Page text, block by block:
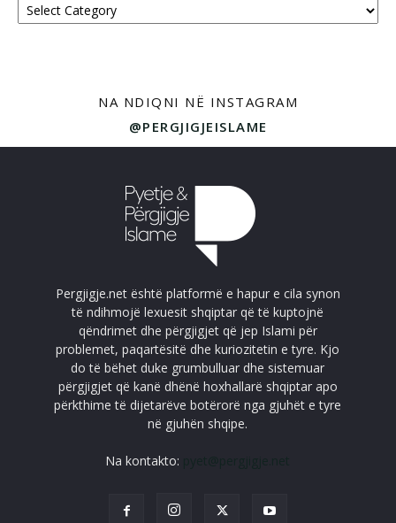
NA NDIQNI NË INSTAGRAM
@PERGJIGJEISLAME
Pergjigje.net është platformë e hapur e cila synon
të ndihmojë lexuesit shqiptar që të kuptojnë
qëndrimet dhe përgjigjet që jep Islami për
problemet, paqartësitë dhe kuriozitetin e tyre. Kjo
do të bëhet duke grumbulluar dhe sistemuar
përgjigjet që kanë dhënë hoxhallarë shqiptar apo
përkthime të dijetarëve botërorë nga gjuhët e tyre
në gjuhën shqipe.
Na kontakto: